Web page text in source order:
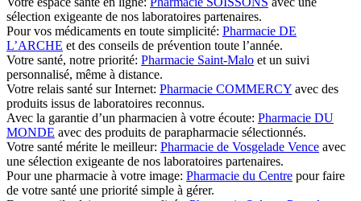
sélection exigeante de nos laboratoires partenaires.
Pour vos médicaments en toute simplicité: Pharmacie DE
L’ARCHE et des conseils de prévention toute l’année.
Votre santé, notre priorité: Pharmacie Saint-Malo et un suivi
personnalisé, même à distance.
Votre relais santé sur Internet: Pharmacie COMMERCY avec des
produits issus de laboratoires reconnus.
Avec la garantie d’un pharmacien à votre écoute: Pharmacie DU
MONDE avec des produits de parapharmacie sélectionnés.
Votre santé mérite le meilleur: Pharmacie de Vosgelade Vence avec
une sélection exigeante de nos laboratoires partenaires.
Pour une pharmacie à votre image: Pharmacie du Centre pour faire
de votre santé une priorité simple à gérer.